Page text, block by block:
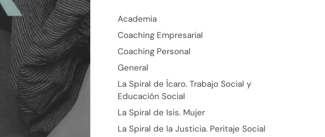
Academia
Coaching Empresarial
Coaching Personal
General
La Spiral de Ícaro. Trabajo Social y
Educación Social
La Spiral de Isis. Mujer
La Spiral de la Justicia. Peritaje Social